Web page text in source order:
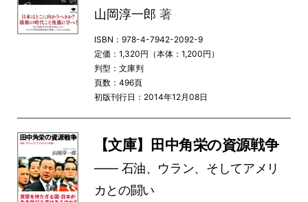
山岡淳一郎 著
ISBN：978-4-7942-2092-9
定価：1,320円（本体：1,200円）
判型：文庫判
頁数：496頁
初版刊行日：2014年12月08日
【文庫】田中角栄の資源戦争
―― 石油、ウラン、そしてアメリ
カとの闘い